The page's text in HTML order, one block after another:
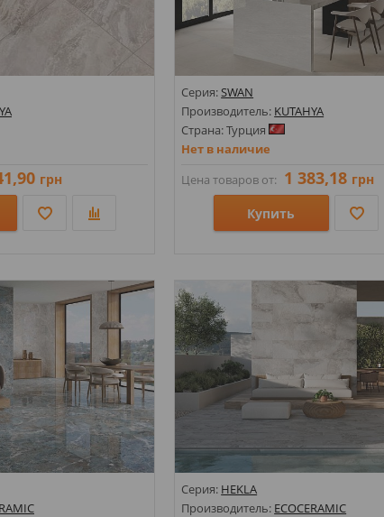
грн
Серия:SWAN
Производитель: KUTAHYA
Страна: Турция
Нет в наличие
Цена товаров от: 1 383,18 грн
Купить
Стили: Под камень;
Цвета:
Серия: HEKLA
Производитель: ECOCERAMIC